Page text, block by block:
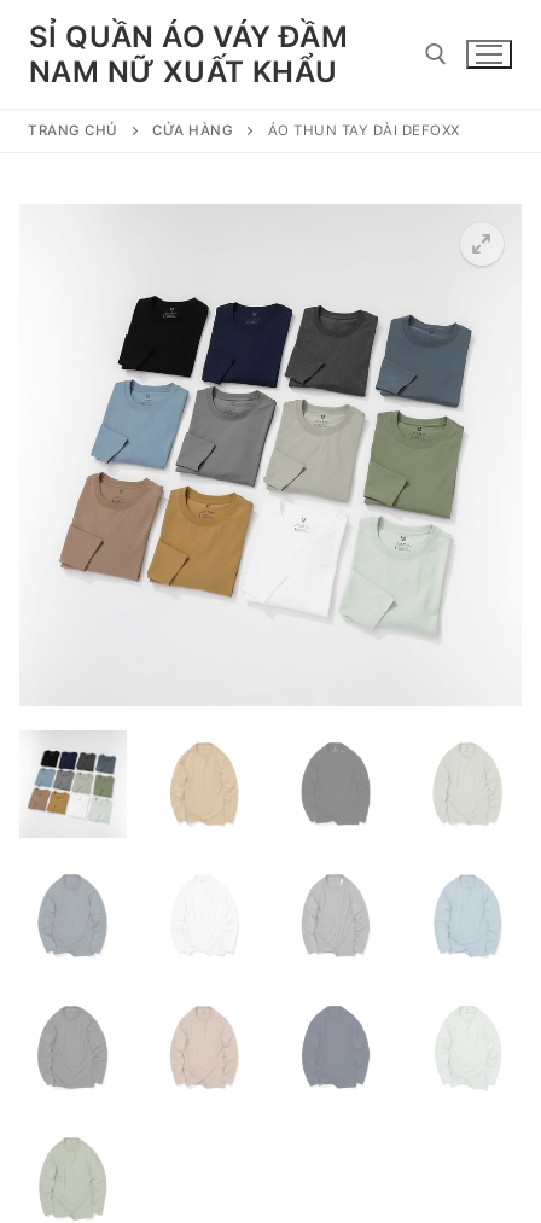
Chuyển
đếnSỈ QUẦN ÁO VÁY ĐẦM
NAM NỮ XUẤT KHẨU
TRANG CHỦ CỬA HÀNG ÁO THUN TAY DÀI DEFOXX